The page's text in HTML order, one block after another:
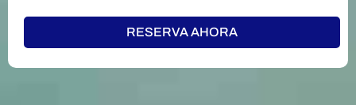
RESERVA AHORA